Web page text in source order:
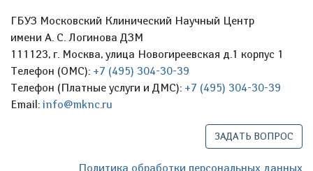
ГБУЗ Московский Клинический Научный Центр
имени А. С. Логинова ДЗМ
111123, г. Москва, улица Новогиреевская д.1 корпус 1
Телефон (ОМС): +7 (495) 304-30-39
Телефон (Платные услуги и ДМС): +7 (495) 304-30-39
Email: info@mknc.ru
ЗАДАТЬ ВОПРОС
Политика обработки персональных данных